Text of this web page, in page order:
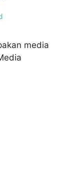
media